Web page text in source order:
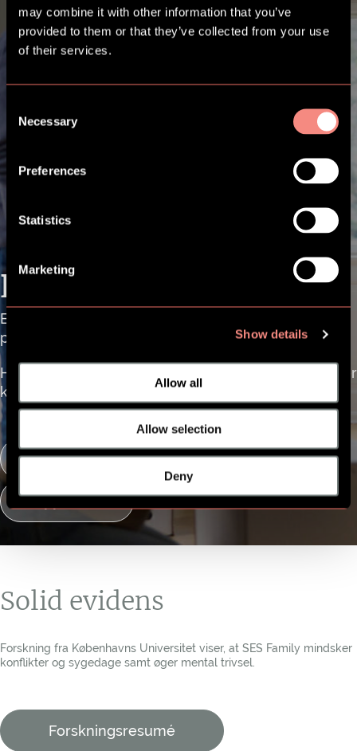
may combine it with other information that you’ve
provided to them or that they’ve collected from your use
of their services.
Selection
Necessary
Preferences
Statistics
Marketing
Show details
Allow all
Allow selection
Deny
Kontakt os
Er du fra en kommune og ønsker information om
produkter og licenser? Vælg information.
Har du problemer eller spørgsmål? Vores support er
klar til at hjælpe.
Information
Support
Solid evidens
Forskning fra Københavns Universitet viser, at SES Family mindsker
konflikter og sygedage samt øger mental trivsel.
Forskningsresumé